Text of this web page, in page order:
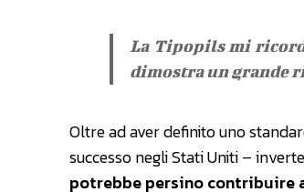
La Tipopils mi
dimostra un grande
Oltre ad aver definito uno
successo negli Stati Uniti –
potrebbe persino contribuire